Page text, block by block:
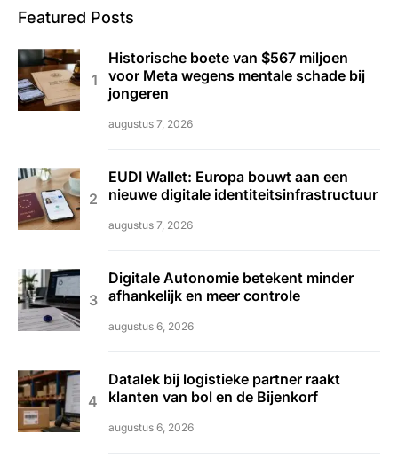
Featured Posts
Historische boete van $567 miljoen
voor Meta wegens mentale schade bij
jongeren
augustus 7, 2026
EUDI Wallet: Europa bouwt aan een
nieuwe digitale identiteitsinfrastructuur
augustus 7, 2026
Digitale Autonomie betekent minder
afhankelijk en meer controle
augustus 6, 2026
Datalek bij logistieke partner raakt
klanten van bol en de Bijenkorf
augustus 6, 2026